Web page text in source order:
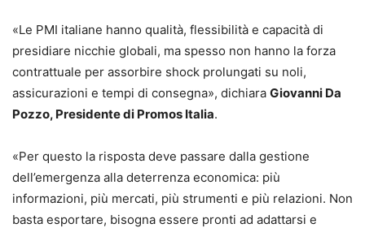
«Le PMI italiane hanno qualità, flessibilità e capacità di
presidiare nicchie globali, ma spesso non hanno la forza
contrattuale per assorbire shock prolungati su noli,
assicurazioni e tempi di consegna», dichiara Giovanni Da
Pozzo, Presidente di Promos Italia.
«Per questo la risposta deve passare dalla gestione
dell’emergenza alla deterrenza economica: più
informazioni, più mercati, più strumenti e più relazioni. Non
basta esportare, bisogna essere pronti ad adattarsi e